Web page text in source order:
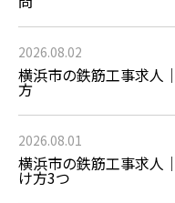
2026.08.02
横浜市の鉄筋工事求人
方
2026.08.01
横浜市の鉄筋工事求人
け方3つ